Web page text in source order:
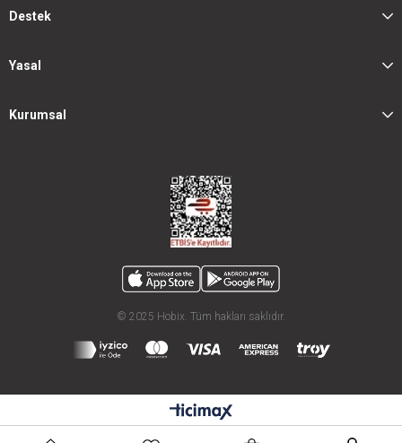
Destek
Yasal
Kurumsal
© 2025 Hobix. Tüm hakları saklıdır.